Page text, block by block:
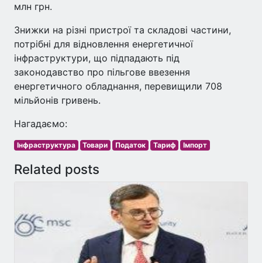
млн грн.
Знижки на різні пристрої та складові частини,
потрібні для відновлення енергетичної
інфраструктури, що підпадають під
законодавство про пільгове ввезення
енергетичного обладнання, перевищили 708
мільйонів гривень.
Нагадаємо:
Інфраструктура Товари Податок Тариф Імпорт
Related posts